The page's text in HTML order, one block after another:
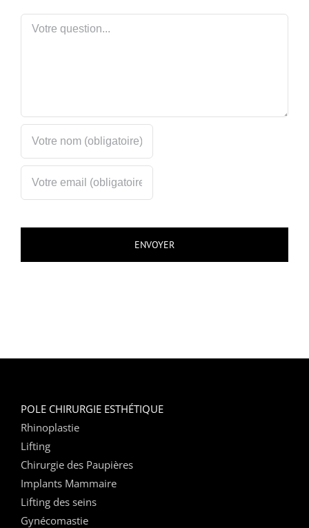
Votre
POLE CHIRURGIE ESTHÉTIQUE
Rhinoplastie
Lifting
Chirurgie des Paupières
Implants Mammaire
Lifting des seins
Gynécomastie